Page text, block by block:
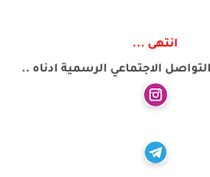
انتهى ...
الاجتماعي الرسمية ادناه ..